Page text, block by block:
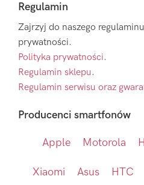
Regulamin
Zajrzyj do naszego
prywatności.
Polityka prywatności.
Regulamin sklepu.
Regulamin serwisu oraz
Producenci smartfonów
Apple Motorola
Xiaomi Asus HTC